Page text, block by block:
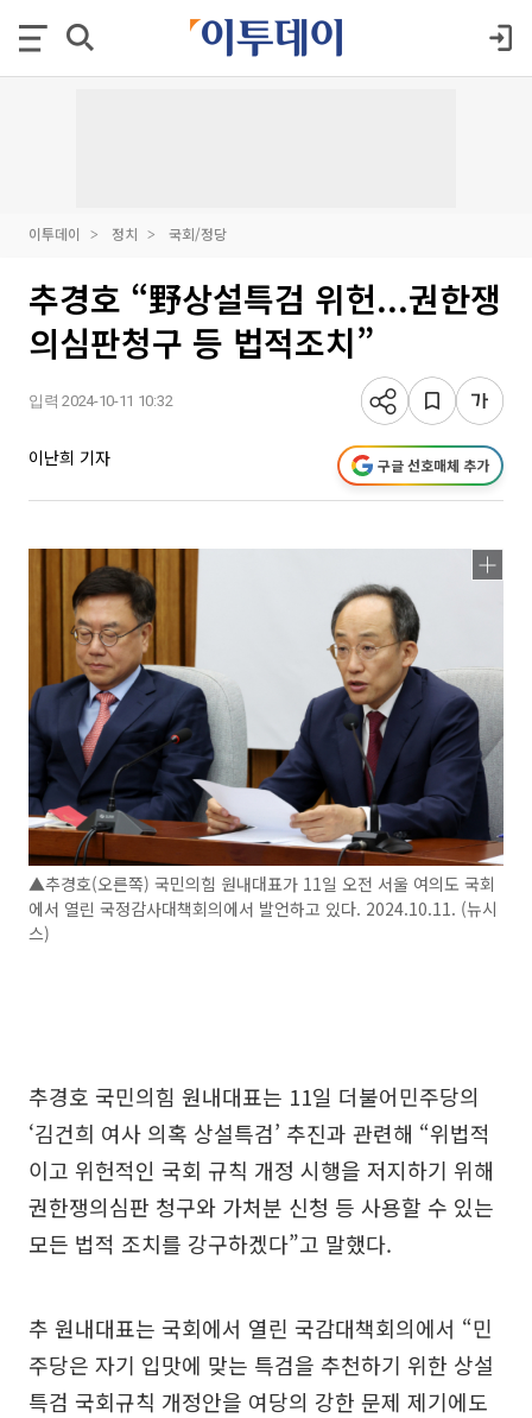
이투데이 정치 국회/정당
추경호 “野상설특검 위헌...권한쟁
의심판청구 등 법적조치”
입력 2024-10-11 10:32
이난희 기자 구글 선호매체 추가
▲추경호(오른쪽) 국민의힘 원내대표가 11일 오전 서울 여의도 국회
에서 열린 국정감사대책회의에서 발언하고 있다. 2024.10.11. (뉴시
스)
추경호 국민의힘 원내대표는 11일 더불어민주당의
‘김건희 여사 의혹 상설특검’ 추진과 관련해 “위법적
이고 위헌적인 국회 규칙 개정 시행을 저지하기 위해
권한쟁의심판 청구와 가처분 신청 등 사용할 수 있는
모든 법적 조치를 강구하겠다”고 말했다.
추 원내대표는 국회에서 열린 국감대책회의에서 “민
주당은 자기 입맛에 맞는 특검을 추천하기 위한 상설
특검 국회규칙 개정안을 여당의 강한 문제 제기에도